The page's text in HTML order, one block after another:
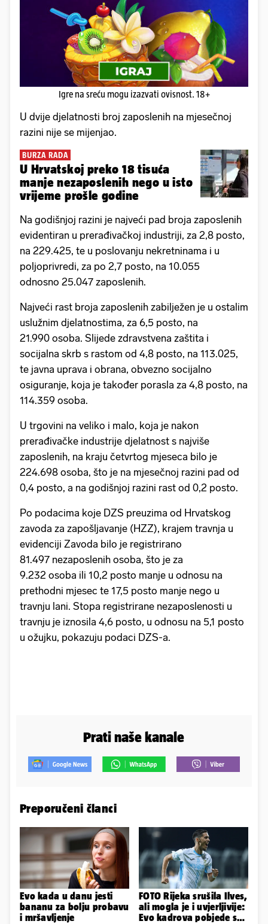
Igre na sreću mogu izazvati ovisnost. 18+
U dvije djelatnosti broj zaposlenih na mjesečnoj
razini nije se mijenjao.
BURZA RADA
U Hrvatskoj preko 18 tisuća
manje nezaposlenih nego u isto
vrijeme prošle godine
Na godišnjoj razini je najveći pad broja zaposlenih
evidentiran u prerađivačkoj industriji, za 2,8 posto,
na 229.425, te u poslovanju nekretninama i u
poljoprivredi, za po 2,7 posto, na 10.055
odnosno 25.047 zaposlenih.
Najveći rast broja zaposlenih zabilježen je u ostalim
uslužnim djelatnostima, za 6,5 posto, na
21.990 osoba. Slijede zdravstvena zaštita i
socijalna skrb s rastom od 4,8 posto, na 113.025,
te javna uprava i obrana, obvezno socijalno
osiguranje, koja je također porasla za 4,8 posto, na
114.359 osoba.
U trgovini na veliko i malo, koja je nakon
prerađivačke industrije djelatnost s najviše
zaposlenih, na kraju četvrtog mjeseca bilo je
224.698 osoba, što je na mjesečnoj razini pad od
0,4 posto, a na godišnjoj razini rast od 0,2 posto.
Po podacima koje DZS preuzima od Hrvatskog
zavoda za zapošljavanje (HZZ), krajem travnja u
evidenciji Zavoda bilo je registrirano
81.497 nezaposlenih osoba, što je za
9.232 osoba ili 10,2 posto manje u odnosu na
prethodni mjesec te 17,5 posto manje nego u
travnju lani. Stopa registrirane nezaposlenosti u
travnju je iznosila 4,6 posto, u odnosu na 5,1 posto
u ožujku, pokazuju podaci DZS-a.
Prati naše kanale
Preporučeni članci
Evo kada u danu jesti
bananu za bolju probavu
i mršavljenje
FOTO Rijeka srušila Ilves,
ali mogla je i uvjerljivije:
Evo kadrova pobjede s